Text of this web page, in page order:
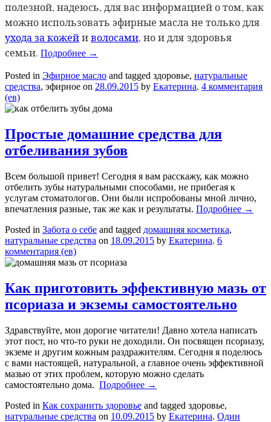
полезной, надеюсь, для вас информацией о том, как
можно использовать эфирные масла не только для
ухода за кожейиволосами, но и для здоровья
семьи. Подробнее →
Posted in Эфирное масло and tagged здоровье, натуральные
средства, эфирное on 28.09.2015 by Екатерина. 4 комментария
(ев)
Простые домашние средства для
отбеливания зубов
Всем большой привет! Сегодня я вам расскажу, как можно
отбелить зубы натуральными способами, не прибегая к
услугам стоматологов. Они были испробованы мной лично,
впечатления разные, так же как и результаты. Подробнее →
Posted in Забота о себе and tagged домашняя косметика,
натуральные средства on 18.09.2015 by Екатерина. 6
комментария (ев)
Как приготовить эффективную мазь от
псориаза и экземы самостоятельно
Здравствуйте, мои дорогие читатели! Давно хотела написать
этот пост, но что-то руки не доходили. Он посвящен псориазу,
экземе и другим кожным раздражителям. Сегодня я поделюсь
с вами настоящей, натуральной, а главное очень эффективной
мазью от этих проблем, которую можно сделать
самостоятельно дома. Подробнее →
Posted in Как сохранить здоровье and tagged здоровье,
натуральные средства on 10.09.2015 by Екатерина. Один